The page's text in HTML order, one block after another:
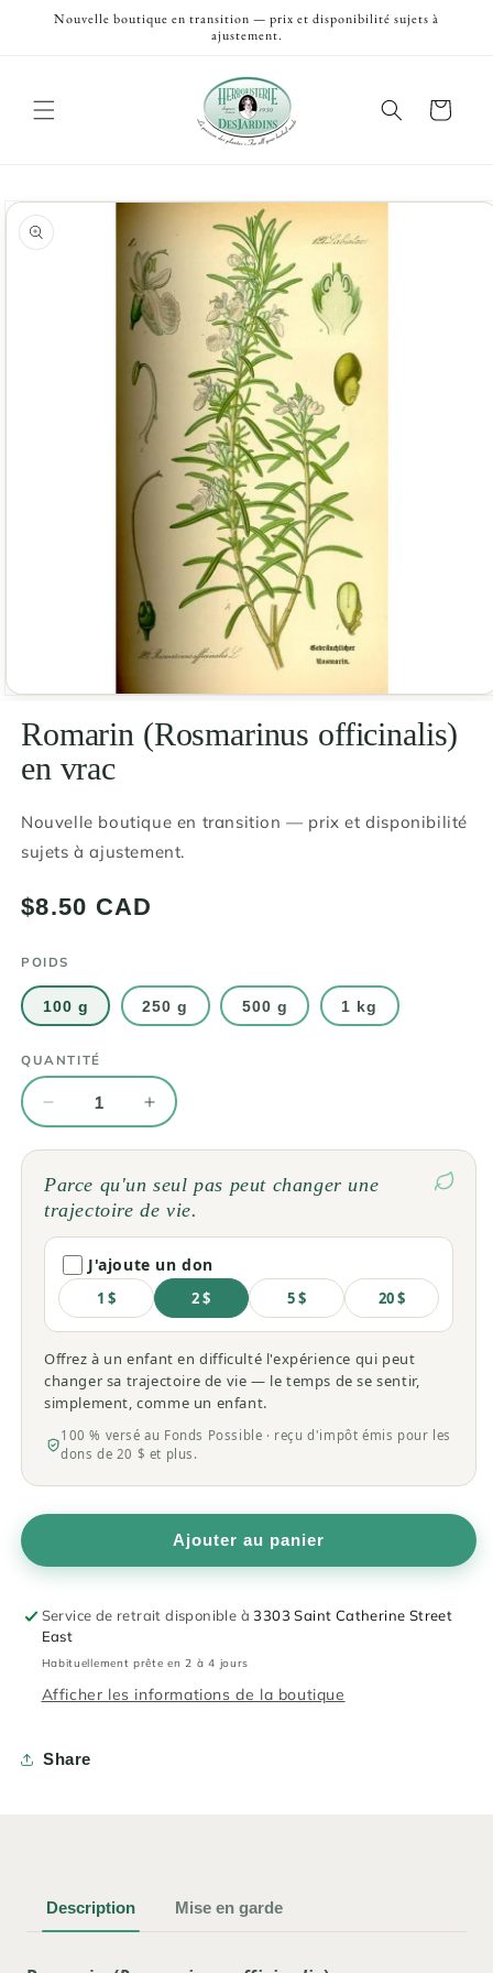
passer
Nouvelle boutique en transition — prix et disponibilité sujets à
ajustement.
Panier
Passer aux
informations
produits
média
dans
une
modale
Romarin (Rosmarinus officinalis)
en vrac
Nouvelle boutique en transition — prix et disponibilité
sujets à ajustement.
Prix
$8.50 CAD
POIDS
100 g 250 g 500 g 1 kg
Quantité
QUANTITÉ
Réduire
la
quantité
de
Romarin
(Rosmarinus
officinalis)
en
vrac
Augmenter
la
quantité
de
Romarin
en
vrac
Parce qu'un seul pas peut changer une
trajectoire de vie.
J'ajoute un don
1 $ 2 $ 5 $ 20 $
Offrez à un enfant en difficulté l'expérience qui peut
changer sa trajectoire de vie — le temps de se sentir,
simplement, comme un enfant.
100 % versé au Fonds Possible · reçu d'impôt émis pour les
dons de 20 $ et plus.
Ajouter au panier
Service de retrait disponible à3303 Saint Catherine Street
East
Habituellement prête en 2 à 4 jours
Afficher les informations de la boutique
Share
Description Mise en garde